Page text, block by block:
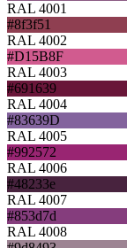
RAL 4001
#8f3f51
RAL 4002
#D15B8F
RAL 4003
#691639
RAL 4004
#83639D
RAL 4005
#992572
RAL 4006
#48233e
RAL 4007
#853d7d
RAL 4008